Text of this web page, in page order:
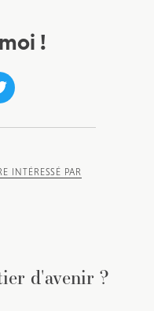
!
INTÉRESSÉ PAR
d'avenir ?